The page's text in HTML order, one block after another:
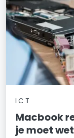
ICT
Macbook
je moet